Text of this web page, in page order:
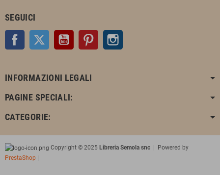
SEGUICI
Facebook Twitter YouTube Pinterest
INFORMAZIONI LEGALI
PAGINE SPECIALI:
CATEGORIE:
Copyright © 2025 Libreria Semola snc | Powered by
PrestaShop |